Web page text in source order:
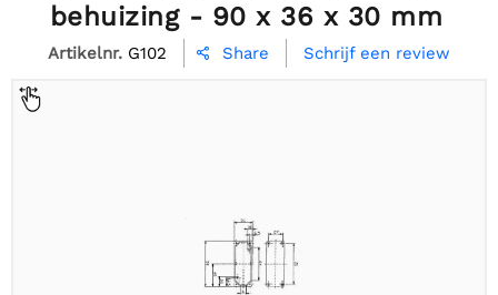
behuizing - 90 x 36 x 30 mm
Artikelnr. G102  Share Schrijf een review